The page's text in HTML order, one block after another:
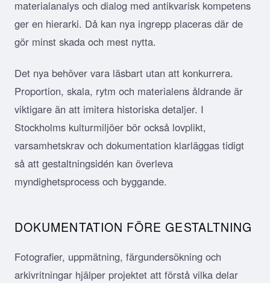
materialanalys och dialog med antikvarisk kompetens
ger en hierarki. Då kan nya ingrepp placeras där de
gör minst skada och mest nytta.
Det nya behöver vara läsbart utan att konkurrera.
Proportion, skala, rytm och materialens åldrande är
viktigare än att imitera historiska detaljer. I
Stockholms kulturmiljöer bör också lovplikt,
varsamhetskrav och dokumentation klarläggas tidigt
så att gestaltningsidén kan överleva
myndighetsprocess och byggande.
DOKUMENTATION FÖRE GESTALTNING
Fotografier, uppmätning, färgundersökning och
arkivritningar hjälper projektet att förstå vilka delar